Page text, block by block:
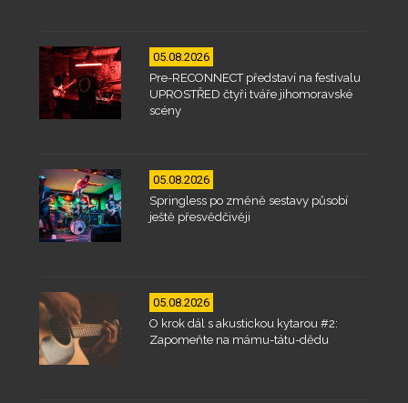
05.08.2026
Pre-RECONNECT představí na festivalu
UPROSTŘED čtyři tváře jihomoravské
scény
05.08.2026
Springless po změně sestavy působí
ještě přesvědčivěji
05.08.2026
O krok dál s akustickou kytarou #2:
Zapomeňte na mámu-tátu-dědu